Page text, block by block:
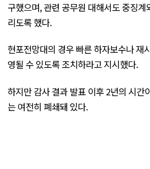
구했으며, 관련 공무원 대해서도 중징계
리도록 했다.
현포전망대의 경우 빠른 하자보수나 재
영될 수 있도록 조치하라고 지시했다.
하지만 감사 결과 발표 이후 2년의 시간
는 여전히 폐쇄돼 있다.